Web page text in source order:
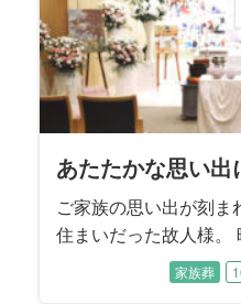
あたたかな思い出
ご家族の思い出が刻
住まいだった故人様。
とお孫様に囲まれて過
明るくてとても活動的
家族葬